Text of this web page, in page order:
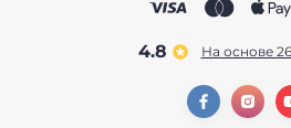
4.8 На основе